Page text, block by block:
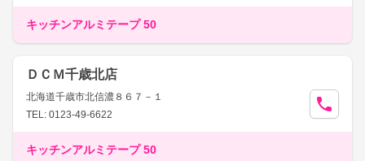
キッチンアルミテープ 50
ＤＣＭ千歳北店
北海道千歳市北信濃８６７－１
TEL: 0123-49-6622
キッチンアルミテープ 50